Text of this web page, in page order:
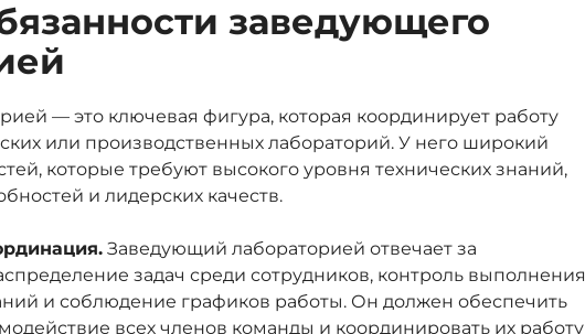
заведующего
— это ключевая фигура, которая координирует работу
или производственных лабораторий. У него широкий
которые требуют высокого уровня технических знаний,
и лидерских качеств.
Заведующий лабораторией отвечает за
задач среди сотрудников, контроль выполнения
и соблюдение графиков работы. Он должен обеспечить
всех членов команды и координировать их работу